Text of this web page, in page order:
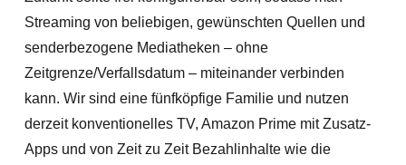
Streaming von beliebigen, gewünschten Quellen und
senderbezogene Mediatheken – ohne
Zeitgrenze/Verfallsdatum – miteinander verbinden
kann. Wir sind eine fünfköpfige Familie und nutzen
derzeit konventionelles TV, Amazon Prime mit Zusatz-
Apps und von Zeit zu Zeit Bezahlinhalte wie die